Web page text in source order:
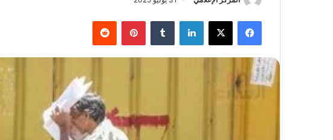
فيسبوك ‫X لينكدإن بينتيريست